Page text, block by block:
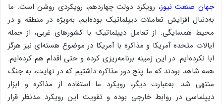
جهان صنعت نیوز، رویکرد دولت چهاردهم، رویکردی روشن است. ما
به‌دنبال افزایش تعاملات دیپلماتیک بوده‌ایم، به‌ویژه در منطقه و در
محیط همسایگی. از تعامل دیپلماتیک با کشورهای غربی، از جمله
ایالات متحده آمریکا و مذاکره با آمریکا در موضوع هسته‌ای نیز هرگز
ابا نکرده‌ایم. در این زمینه برنامه‌ریزی کرده و حتی اقدام هم کرده‌ایم.
همه شاهد بودند که ما پنج دور مذاکره داشتیم که در نهایت، به جنگ
منتهی شد. به‌عبارت دیگر، رویکرد ما استفاده از مذاکره و ابزار
دیپلماسی در روابط خارجی بوده و تقویت این رویکرد مدنظر قرار